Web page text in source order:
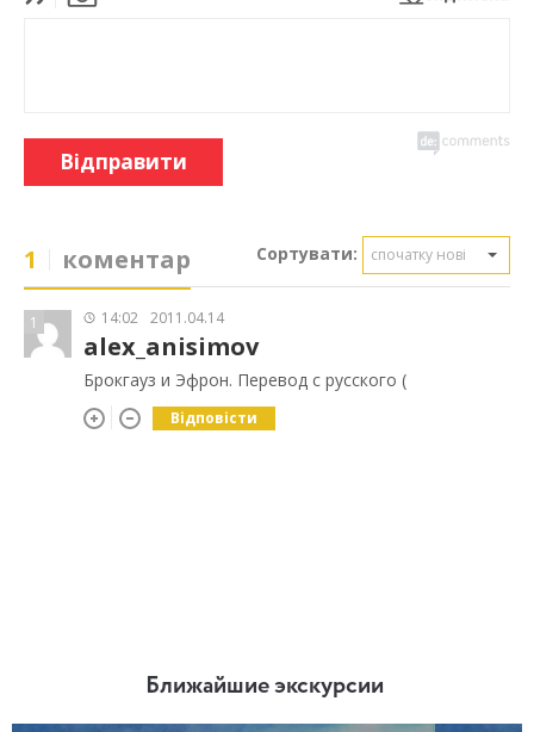
Відправити
1 коментар Сортувати: спочатку нові
1 14:02 2011.04.14
alex_anisimov
Брокгауз и Эфрон. Перевод с русского (
Відповісти
Ближайшие экскурсии